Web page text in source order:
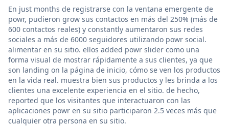
En just months de registrarse con la ventana emergente de
powr, pudieron grow sus contactos en más del 250% (más de
600 contactos reales) y constantly aumentaron sus redes
sociales a más de 6000 seguidores utilizando powr social.
alimentar en su sitio. ellos added powr slider como una
forma visual de mostrar rápidamente a sus clientes, ya que
son landing on la página de inicio, cómo se ven los productos
en la vida real. muestra bien sus productos y les brinda a los
clientes una excelente experiencia en el sitio. de hecho,
reported que los visitantes que interactuaron con las
aplicaciones powr en su sitio participaron 2.5 veces más que
cualquier otra persona en su sitio.